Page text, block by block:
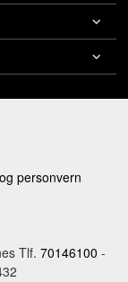
personvern
Tlf. 70146100 -